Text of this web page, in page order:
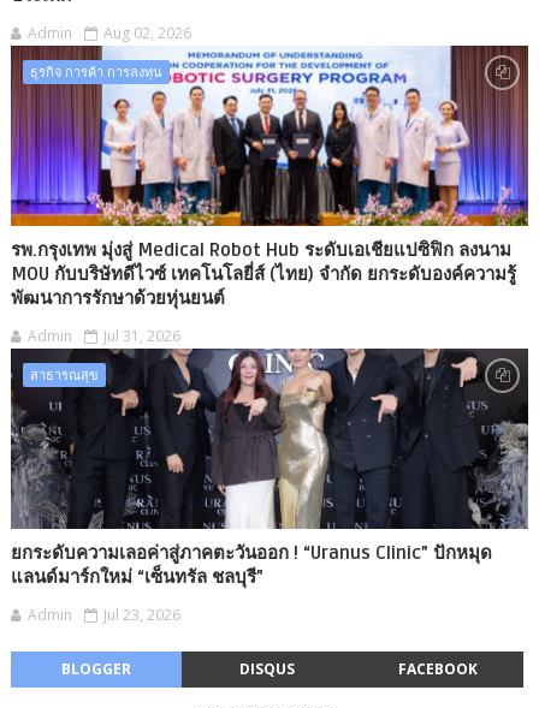
Admin Aug 02, 2026
ธุรกิจ การค้า การลงทุน
รพ.กรุงเทพ มุ่งสู่ Medical Robot Hub ระดับเอเชียแปซิฟิก ลงนาม
MOU กับบริษัทดีไวซ์ เทคโนโลยี่ส์ (ไทย) จำกัด ยกระดับองค์ความรู้
พัฒนาการรักษาด้วยหุ่นยนต์
Admin Jul 31, 2026
สาธารณสุข
ยกระดับความเลอค่าสู่ภาคตะวันออก ! “Uranus Clinic” ปักหมุด
แลนด์มาร์กใหม่ “เซ็นทรัล ชลบุรี”
Admin Jul 23, 2026
BLOGGER DISQUS FACEBOOK